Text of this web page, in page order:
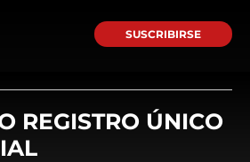
SUSCRIBIRSE
REGISTRO ÚNICO